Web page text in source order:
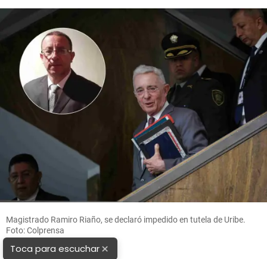
Magistrado Ramiro Riaño, se declaró impedido en tutela de Uribe.
Foto: Colprensa
Toca para escuchar×